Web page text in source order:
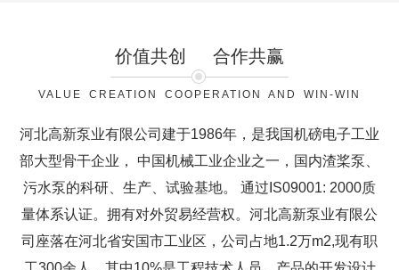
价值共创 合作共赢
VALUE CREATION COOPERATION AND WIN-WIN
河北高新泵业有限公司建于1986年，是我国机磅电子工业
部大型骨干企业， 中国机械工业企业之一，国内渣桨泵、
污水泵的科研、生产、试验基地。 通过IS09001: 2000质
量体系认证。拥有对外贸易经营权。河北高新泵业有限公
司座落在河北省安国市工业区，公司占地1.2万m2,现有职